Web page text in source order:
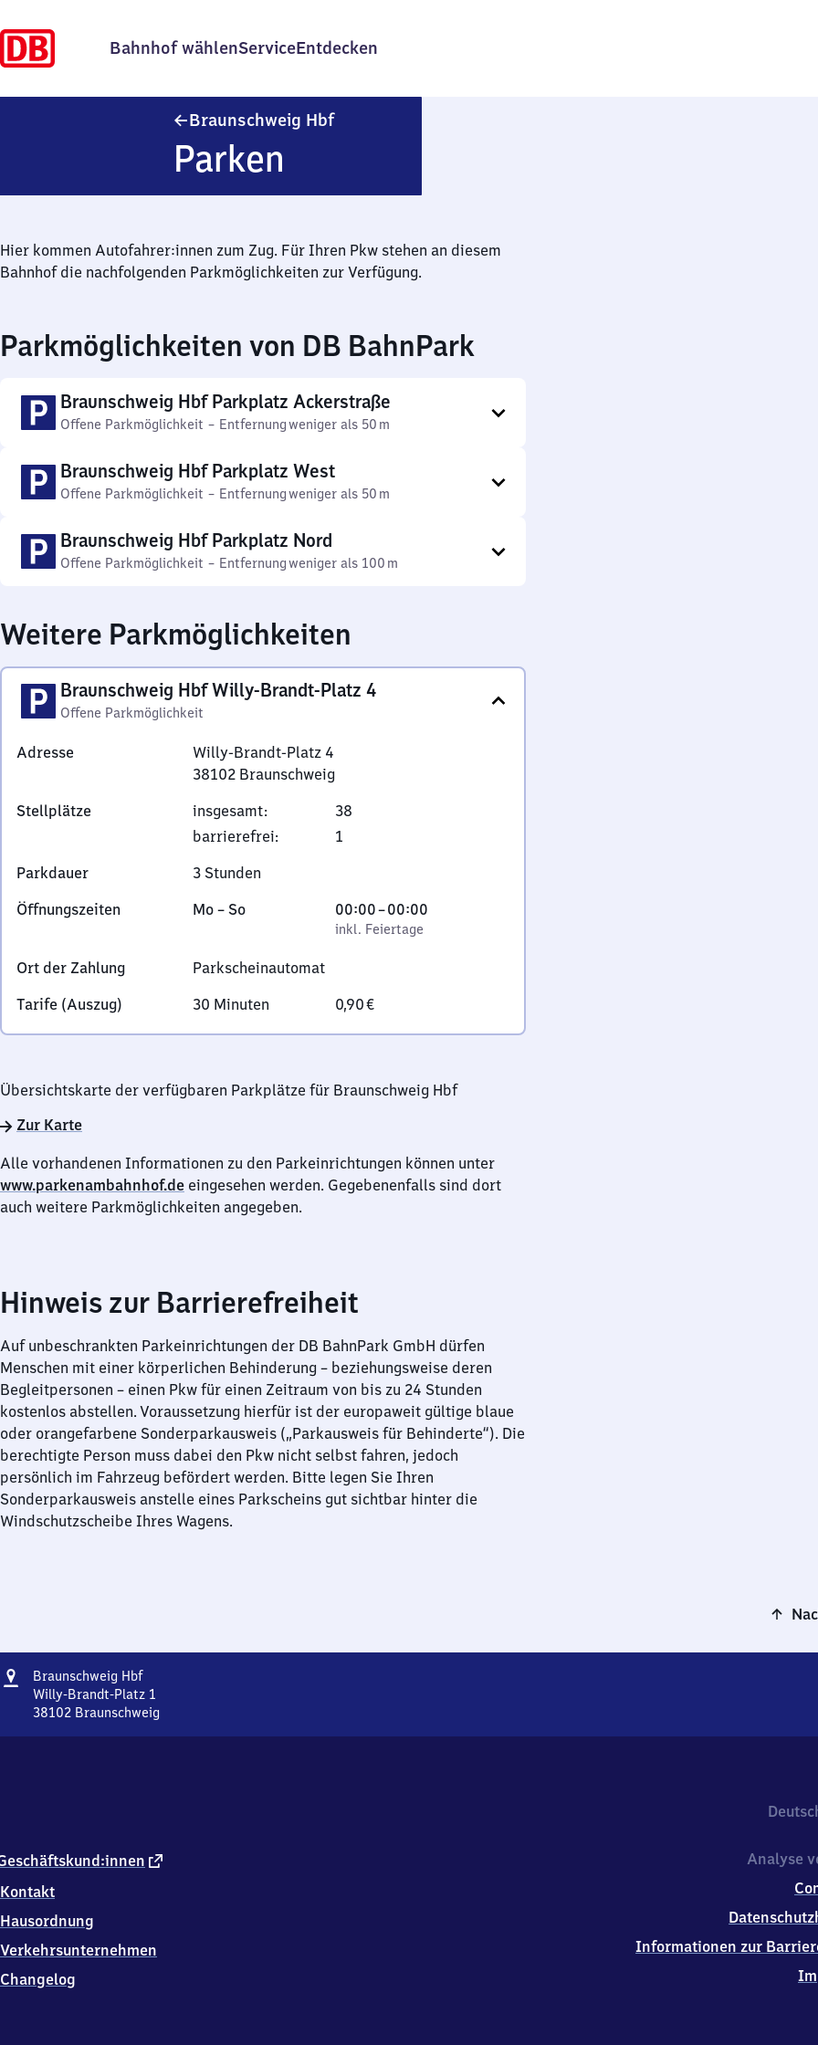
Bahnhof wählenServiceEntdecken
Braunschweig HbfBraunschweig Hauptbahnhof
Parken
Hier kommen Autofahrer:innen zum Zug. Für Ihren Pkw stehen an diesem
Bahnhof die nachfolgenden Parkmöglichkeiten zur Verfügung.
Parkmöglichkeiten von DB BahnPark
Braunschweig Hbf Parkplatz Ackerstraße
Offene Parkmöglichkeit – Entfernungweniger als 50 m
Braunschweig Hbf Parkplatz West
Offene Parkmöglichkeit – Entfernungweniger als 50 m
Braunschweig Hbf Parkplatz Nord
Offene Parkmöglichkeit – Entfernungweniger als 100 m
Weitere Parkmöglichkeiten
Braunschweig Hbf Willy-Brandt-Platz 4
Offene Parkmöglichkeit
Adresse
Willy-Brandt-Platz 4
38102 Braunschweig
Brandt-
Platz
3
8
2
Stellplätze insgesamt:
38
barrierefrei:
1
Parkdauer
3 Stunden
Öffnungszeiten
Montag
Mo –So,
inkl. Feiertage
00:00–00:00
Von
0
0
Uhr
inkl. Feiertage
Ort der Zahlung
Parkscheinautomat
Tarife (Auszug)
30 Minuten 0,90 €
Übersichtskarte der verfügbaren Parkplätze für Braunschweig Hbf
Zur Karte
Alle vorhandenen Informationen zu den Parkeinrichtungen können unter
www.parkenambahnhof.de eingesehen werden. Gegebenenfalls sind dort
auch weitere Parkmöglichkeiten angegeben.
Hinweis zur Barrierefreiheit
Auf unbeschrankten Parkeinrichtungen der DB BahnPark GmbH dürfen
Menschen mit einer körperlichen Behinderung – beziehungsweise deren
Begleitpersonen – einen Pkw für einen Zeitraum von bis zu 24 Stunden
kostenlos abstellen. Voraussetzung hierfür ist der europaweit gültige blaue
oder orangefarbene Sonderparkausweis („Parkausweis für Behinderte“). Die
berechtigte Person muss dabei den Pkw nicht selbst fahren, jedoch
persönlich im Fahrzeug befördert werden. Bitte legen Sie Ihren
Sonderparkausweis anstelle eines Parkscheins gut sichtbar hinter die
Windschutzscheibe Ihres Wagens.
Adresse
Braunschweig HbfBraunschweig
Hauptbahnhof
Willy-Brandt-Platz 1
38102 Braunschweig
8
0
2
Braunschweig
externer
Kontakt
Hausordnung
Verkehrsunternehmen
Changelog
Analyse
Informationen zur